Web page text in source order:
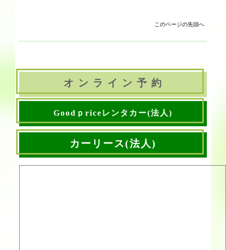
このページの先頭へ
オ ン ラ イ ン 予 約
Goodｐriceレンタカー(法人)
カーリース(法人)